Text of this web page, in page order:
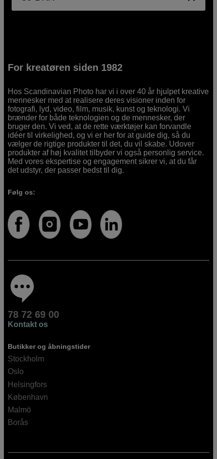
For kreatøren siden 1982
Hos Scandinavian Photo har vi i over 40 år hjulpet kreative
mennesker med at realisere deres visioner inden for
fotografi, lyd, video, film, musik, kunst og teknologi. Vi
brænder for både teknologien og de mennesker, der
bruger den. Vi ved, at de rette værktøjer kan forvandle
idéer til virkelighed, og vi er her for at guide dig, så du
vælger de rigtige produkter til det, du vil skabe. Udover
produkter af høj kvalitet tilbyder vi også personlig service.
Med vores ekspertise og engagement sikrer vi, at du får
det udstyr, der passer bedst til dig.
Følg os:
78 72 69 00
Kontakt os
Butikker og åbningstider
Stockholm
Oslo
Helsingfors
København
Malmö
Borås